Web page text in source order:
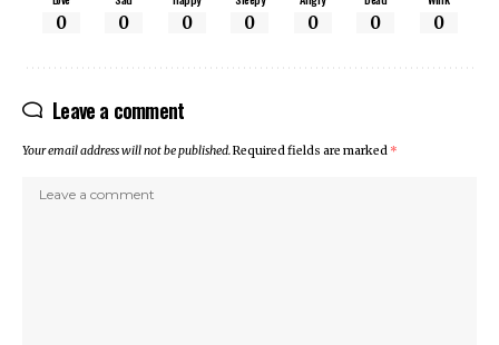
0 0 0 0 0 0 0
Leave a comment
Your email address will not be published.Required fields are marked *